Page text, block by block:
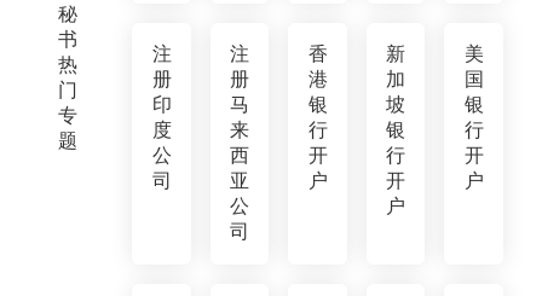
秘
书
热
门
专
题
注
册
印
度
公
司
注
册
马
来
西
亚
公
司
香
港
银
行
开
户
新
加
坡
银
行
开
户
美
国
银
行
开
户